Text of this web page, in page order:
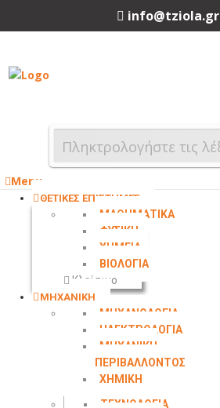
info@tziola.gr
Menu
ΘΕΤΙΚΕΣ ΕΠΙΣΤΗΜΕΣ
ΜΑΘΗΜΑΤΙΚΑ
ΦΥΣΙΚΗ
ΧΗΜΕΙΑ
ΒΙΟΛΟΓΙΑ
Κλείσιμο
ΜΗΧΑΝΙΚΗ
ΜΗΧΑΝΟΛΟΓΙΑ
ΗΛΕΚΤΡΟΛΟΓΙΑ
ΜΗΧΑΝΙΚΗ
ΠΕΡΙΒΑΛΛΟΝΤΟΣ
ΧΗΜΙΚΗ
ΤΕΧΝΟΛΟΓΙΑ